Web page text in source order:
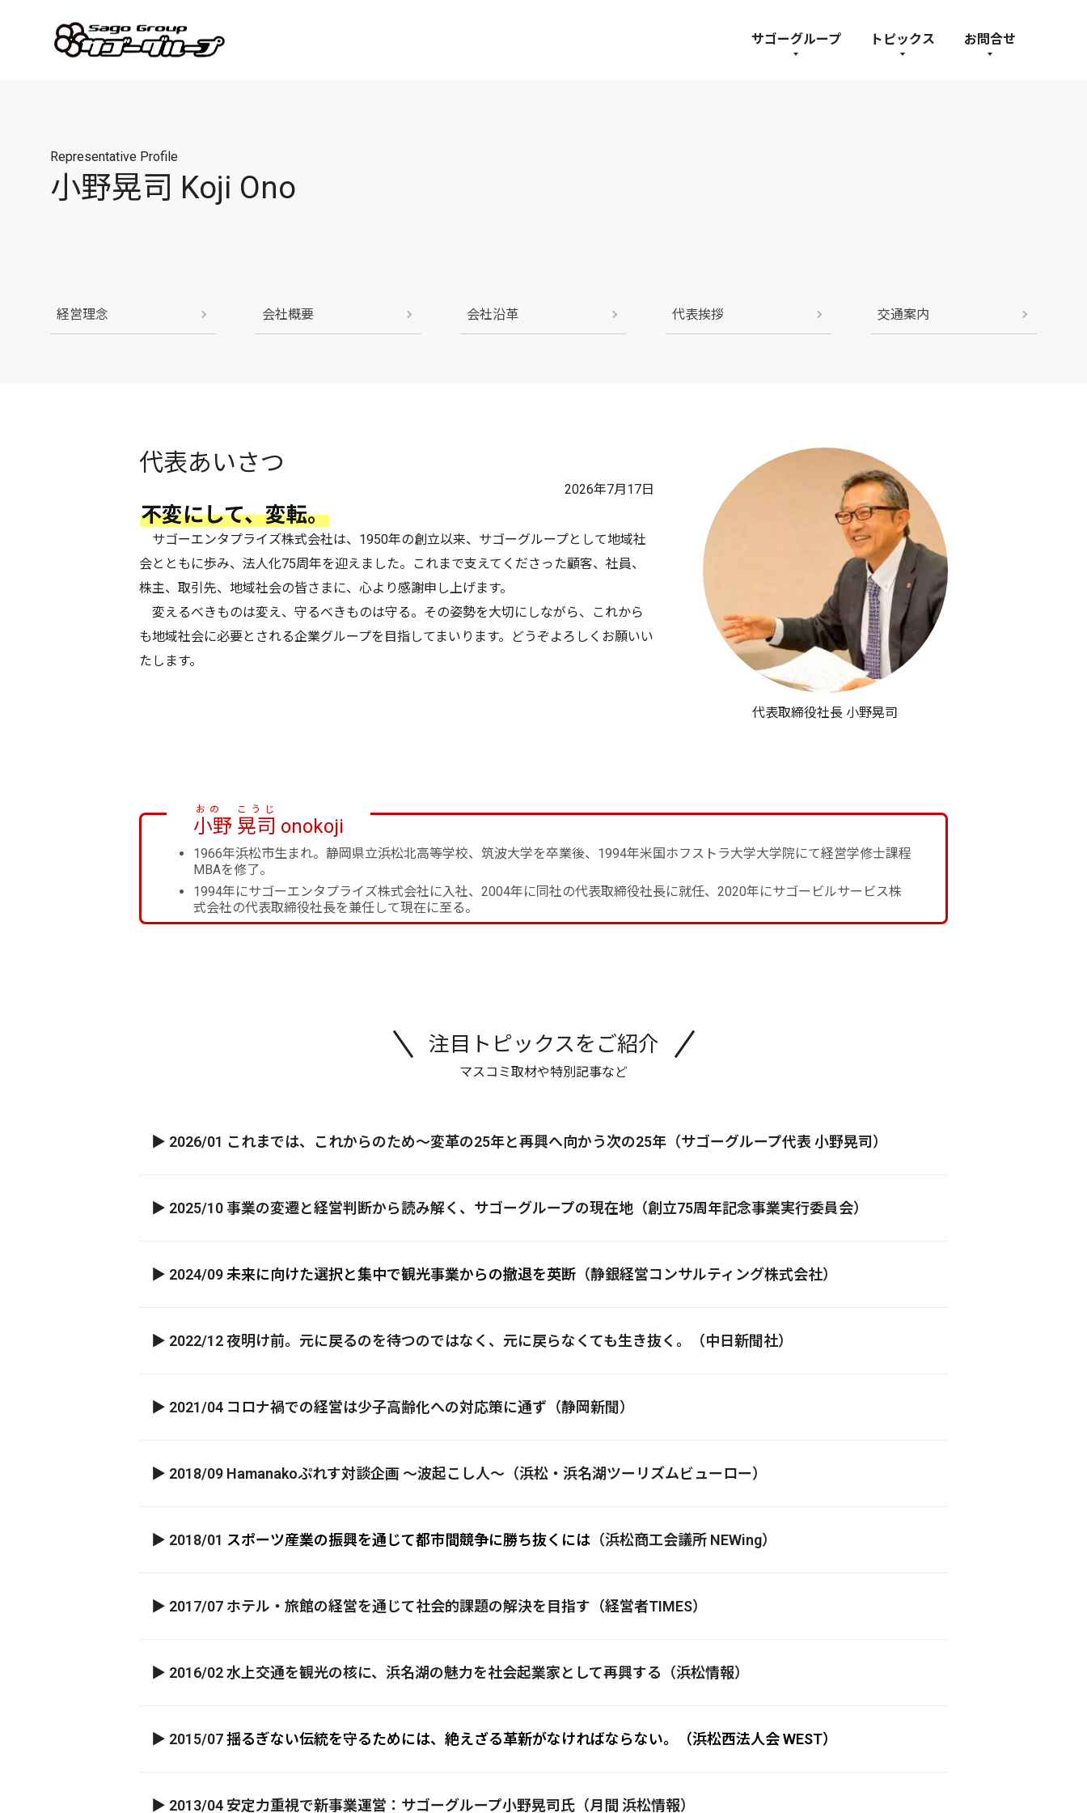
サゴーグループ トピックス お問合せ
Representative Profile
小野晃司 Koji Ono
経営理念 会社概要 会社沿革 代表挨拶 交通案内
代表あいさつ
2026年7月17日
不変にして、変転。
サゴーエンタプライズ株式会社は、1950年の創立以来、サゴーグループとして地域社
会とともに歩み、法人化75周年を迎えました。これまで支えてくださった顧客、社員、
株主、取引先、地域社会の皆さまに、心より感謝申し上げます。
変えるべきものは変え、守るべきものは守る。その姿勢を大切にしながら、これから
も地域社会に必要とされる企業グループを目指してまいります。どうぞよろしくお願いい
たします。
代表取締役社長 小野晃司
小野 晃司
おの こうじ
onokoji
1966年浜松市生まれ。静岡県立浜松北高等学校、筑波大学を卒業後、1994年米国ホフストラ大学大学院にて経営学修士課程
MBAを修了。
1994年にサゴーエンタプライズ株式会社に入社、2004年に同社の代表取締役社長に就任、2020年にサゴービルサービス株
式会社の代表取締役社長を兼任して現在に至る。
注目トピックスをご紹介
マスコミ取材や特別記事など
▶ 2026/01 これまでは、これからのため～変革の25年と再興へ向かう次の25年（サゴーグループ代表 小野晃司）
▶ 2025/10 事業の変遷と経営判断から読み解く、サゴーグループの現在地（創立75周年記念事業実行委員会）
▶ 2024/09未来に向けた選択と集中で観光事業からの撤退を英断 （静銀経営コンサルティング株式会社）
▶ 2022/12 夜明け前。元に戻るのを待つのではなく、元に戻らなくても生き抜く。（中日新聞社）
▶ 2021/04 コロナ禍での経営は少子高齢化への対応策に通ず（静岡新聞）
▶ 2018/09 Hamanakoぷれす対談企画 ～波起こし人～（浜松・浜名湖ツーリズムビューロー）
▶ 2018/01 スポーツ産業の振興を通じて都市間競争に勝ち抜くには （浜松商工会議所 NEWing）
▶ 2017/07 ホテル・旅館の経営を通じて社会的課題の解決を目指す（経営者TIMES）
▶ 2016/02 水上交通を観光の核に、浜名湖の魅力を社会起業家として再興する（浜松情報）
▶ 2015/07揺るぎない伝統を守るためには、絶えざる革新がなければならない。（浜松西法人会 WEST）
▶ 2013/04 安定力重視で新事業運営：サゴーグループ小野晃司氏（月間 浜松情報）